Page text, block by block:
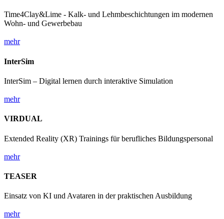
Time4Clay&Lime - Kalk- und Lehmbeschichtungen im modernen
Wohn- und Gewerbebau
mehr
InterSim
InterSim – Digital lernen durch interaktive Simulation
mehr
VIRDUAL
Extended Reality (XR) Trainings für berufliches Bildungspersonal
mehr
TEASER
Einsatz von KI und Avataren in der praktischen Ausbildung
mehr